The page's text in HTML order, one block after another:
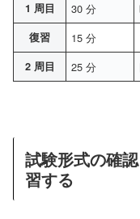
1 周目 30 分
復習 15 分
2 周目 25 分
試験形式の確
習する